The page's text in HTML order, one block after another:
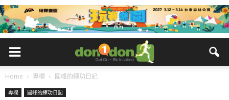
Home 專欄 國峰的練功日記
專欄 國峰的練功日記